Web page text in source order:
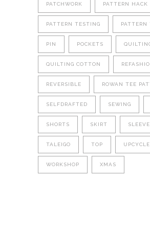
PATCHWORK PATTERN HACK
PATTERN TESTING PATTERN
PIN POCKETS
QUILTING COTTON
REVERSIBLE ROWAN TEE
SELFDRAFTED SEWING
SHORTS SKIRT
TALEIGO TOP
WORKSHOP XMAS